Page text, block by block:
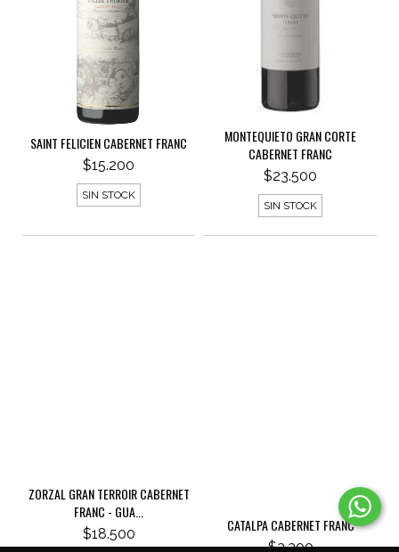
SAINT FELICIEN CABERNET FRANC
$15.200
SIN STOCK
MONTEQUIETO GRAN CORTE
CABERNET FRANC
$23.500
SIN STOCK
ZORZAL GRAN TERROIR CABERNET
FRANC - GUA...
$18.500 CATALPA CABERNET FRANC
$3.300